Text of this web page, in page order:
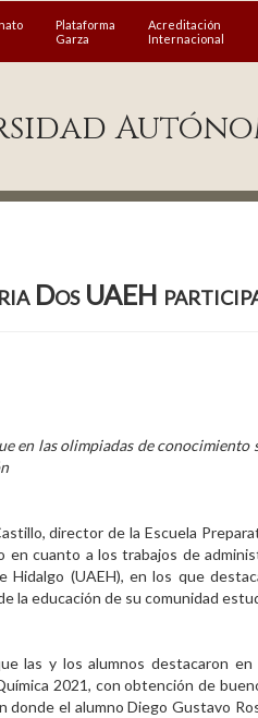
Plataforma
Garza
Acreditación
Internacional
Dos UAEH
en las olimpiadas de conocimiento
director de la Escuela
en cuanto a los trabajos de
(UAEH), en los que
la educación de su comunidad
las y los alumnos destacaron en
2021, con obtención de
el alumno Diego Gustavo